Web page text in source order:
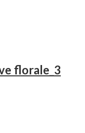
florale_3